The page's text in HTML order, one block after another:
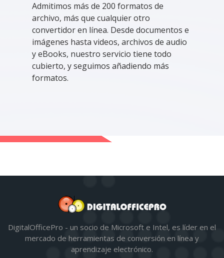
Admitimos más de 200 formatos de
archivo, más que cualquier otro
convertidor en línea. Desde documentos e
imágenes hasta videos, archivos de audio
y eBooks, nuestro servicio tiene todo
cubierto, y seguimos añadiendo más
formatos.
DigitalOfficePro - un socio de Microsoft e Intel, es líder en el
mercado de herramientas de conversión en línea y
aprendizaje electrónico.